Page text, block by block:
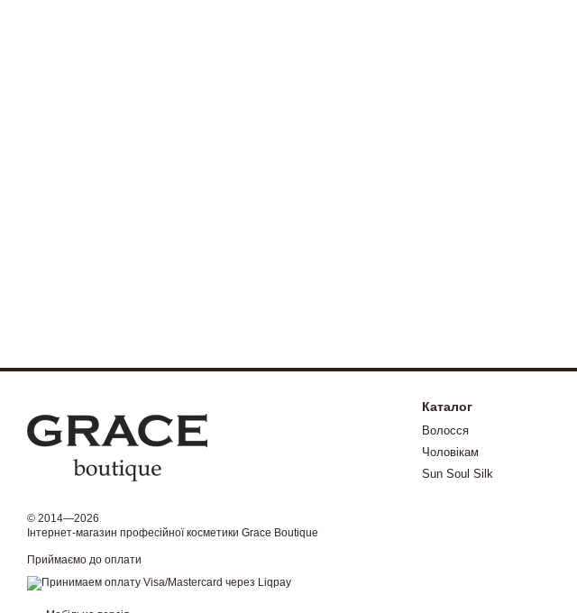
© 2014—2026
Інтернет-магазин професійної косметики Grace Boutique
Приймаємо до оплати
Каталог
Волосся
Чоловікам
Sun Soul Silk